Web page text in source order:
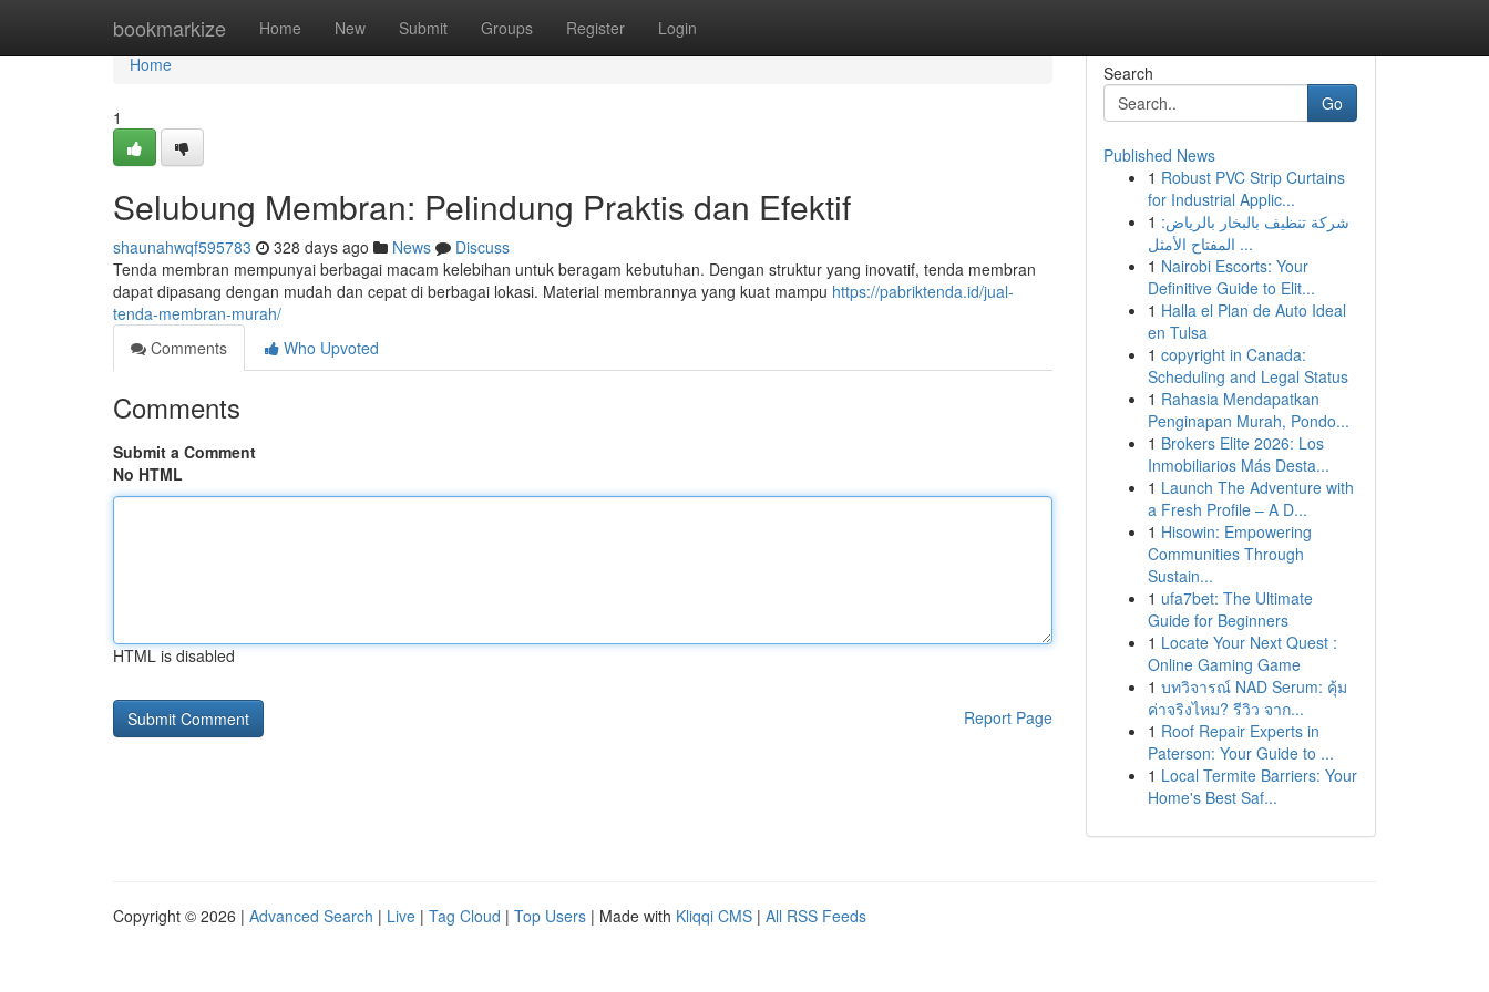
bookmarkize Home New Submit Groups Register Login
Home
Home
1
Selubung Membran: Pelindung Praktis dan Efektif
shaunahwqf595783 328 days ago News
Discuss
Tenda membran mempunyai berbagai macam kelebihan untuk beragam kebutuhan. Dengan struktur yang inovatif, tenda membran
dapat dipasang dengan mudah dan cepat di berbagai lokasi. Material membrannya yang kuat mampu https://pabriktenda.id/jual-
tenda-membran-murah/
Comments
Who Upvoted
Comments
Submit a Comment
No HTML
HTML is disabled
Report Page
Search
Go
Published News
1 Robust PVC Strip Curtains
for Industrial Applic...
1 شركة تنظيف بالبخار بالرياض:
المفتاح الأمثل ...
1 Nairobi Escorts: Your
Definitive Guide to Elit...
1 Halla el Plan de Auto Ideal
en Tulsa
1 copyright in Canada:
Scheduling and Legal Status
1 Rahasia Mendapatkan
Penginapan Murah, Pondo...
1 Brokers Elite 2026: Los
Inmobiliarios Más Desta...
1 Launch The Adventure with
a Fresh Profile – A D...
1 Hisowin: Empowering
Communities Through
Sustain...
1 ufa7bet: The Ultimate
Guide for Beginners
1 Locate Your Next Quest :
Online Gaming Game
1 บทวิจารณ์ NAD Serum: คุ้ม
ค่าจริงไหม? รีวิว จาก...
1 Roof Repair Experts in
Paterson: Your Guide to ...
1 Local Termite Barriers: Your
Home's Best Saf...
Copyright © 2026 | Advanced Search | Live | Tag Cloud | Top Users | Made with Kliqqi CMS | All RSS Feeds